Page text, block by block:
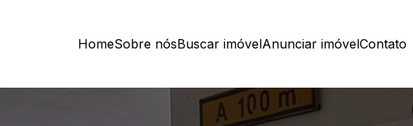
HomeSobre nósBuscar imóvelAnunciar imóvelContato